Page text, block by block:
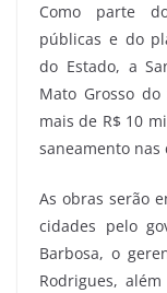
Como parte
públicas e do
do Estado, a
Mato Grosso
mais de R$ 10
saneamento nas
As obras serão
cidades pelo
Barbosa, o
Rodrigues,